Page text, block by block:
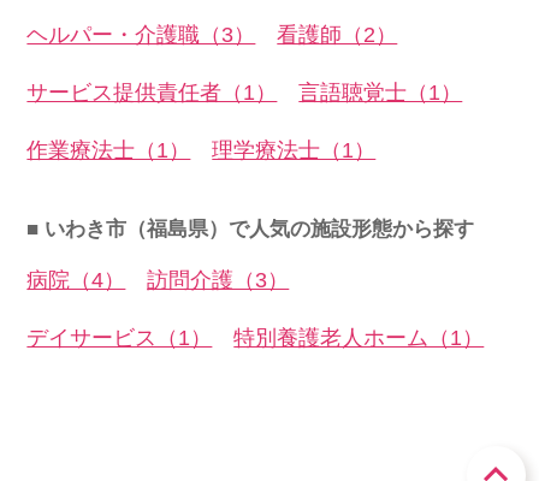
ヘルパー・介護職（3） 看護師（2）
サービス提供責任者（1） 言語聴覚士（1）
作業療法士（1） 理学療法士（1）
■ いわき市（福島県）で人気の施設形態から探す
病院（4） 訪問介護（3）
デイサービス（1） 特別養護老人ホーム（1）